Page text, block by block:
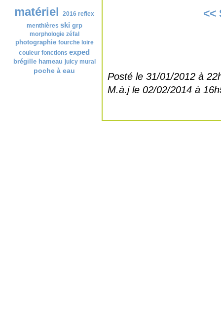
matériel 2016 reflex
menthières ski grp
morphologie zéfal
photographie fourche loire
couleur fonctions exped
brégille hameau juicy mural
poche à eau
<<
Posté le 31/01/2012 à
M.à.j le 02/02/2014 à